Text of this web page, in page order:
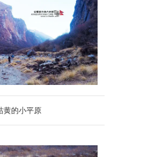
黄的小平原